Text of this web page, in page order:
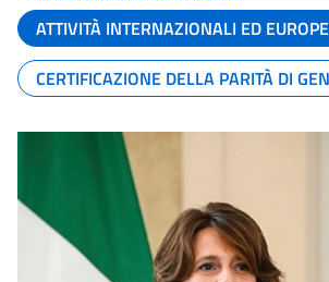
ATTIVITÀ INTERNAZIONALI ED
CERTIFICAZIONE DELLA PARITÀ DI